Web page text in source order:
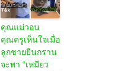
คุณแม่วอน
คุณครูเห็นใจเมื่อ
ลูกชายยืนกราน
จะพา “เหมียว